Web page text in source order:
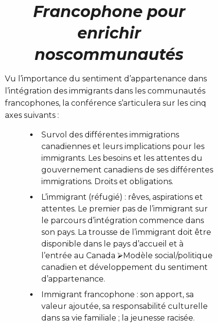
Francophone pour
enrichir
noscommunautés
Vu l’importance du sentiment d’appartenance dans
l’intégration des immigrants dans les communautés
francophones, la conférence s’articulera sur les cinq
axes suivants :
Survol des différentes immigrations
canadiennes et leurs implications pour les
immigrants. Les besoins et les attentes du
gouvernement canadiens de ses différentes
immigrations. Droits et obligations.
L’immigrant (réfugié) : rêves, aspirations et
attentes. Le premier pas de l’immigrant sur
le parcours d’intégration commence dans
son pays. La trousse de l’immigrant doit être
disponible dans le pays d’accueil et à
l’entrée au Canada ⮚Modèle social/politique
canadien et développement du sentiment
d’appartenance.
Immigrant francophone : son apport, sa
valeur ajoutée, sa responsabilité culturelle
dans sa vie familiale ; la jeunesse racisée.